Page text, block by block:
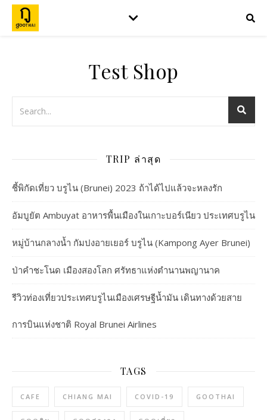
Test Shop
TRIP ล่าสุด
ชี้พิกัดเที่ยว บรูไน (Brunei) 2023 ถ้าได้ไปแล้วจะหลงรัก
อัมบูยัต Ambuyat อาหารพื้นเมืองในเกาะบอร์เนียว ประเทศบรูไน
หมู่บ้านกลางน้ำ กัมปงอายเยอร์ บรูไน (Kampong Ayer Brunei)
ป่าคำชะโนด เมืองสองโลก ศรัทธาแห่งตำนานพญานาค
รีวิวท่องเที่ยวประเทศบรูไนเมืองเศรษฐีน้ำมัน เดินทางด้วยสาย
การบินแห่งชาติ Royal Brunei Airlines
TAGS
CAFE CHIANG MAI COVID-19 GOOTHAI